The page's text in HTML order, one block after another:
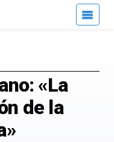
«La
de la